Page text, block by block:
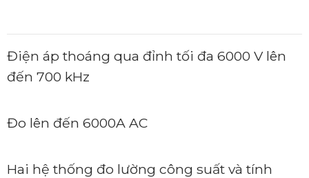
Điện áp thoáng qua đỉnh tối đa 6000 V lên
đến 700 kHz
Đo lên đến 6000A AC
Hai hệ thống đo lường công suất và tính